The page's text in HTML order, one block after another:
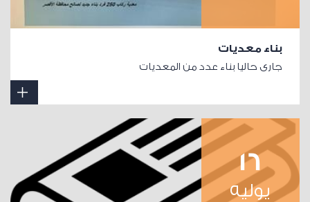
بناء معديات
جارى حاليا بناء عدد من المعديات
16
يوليه